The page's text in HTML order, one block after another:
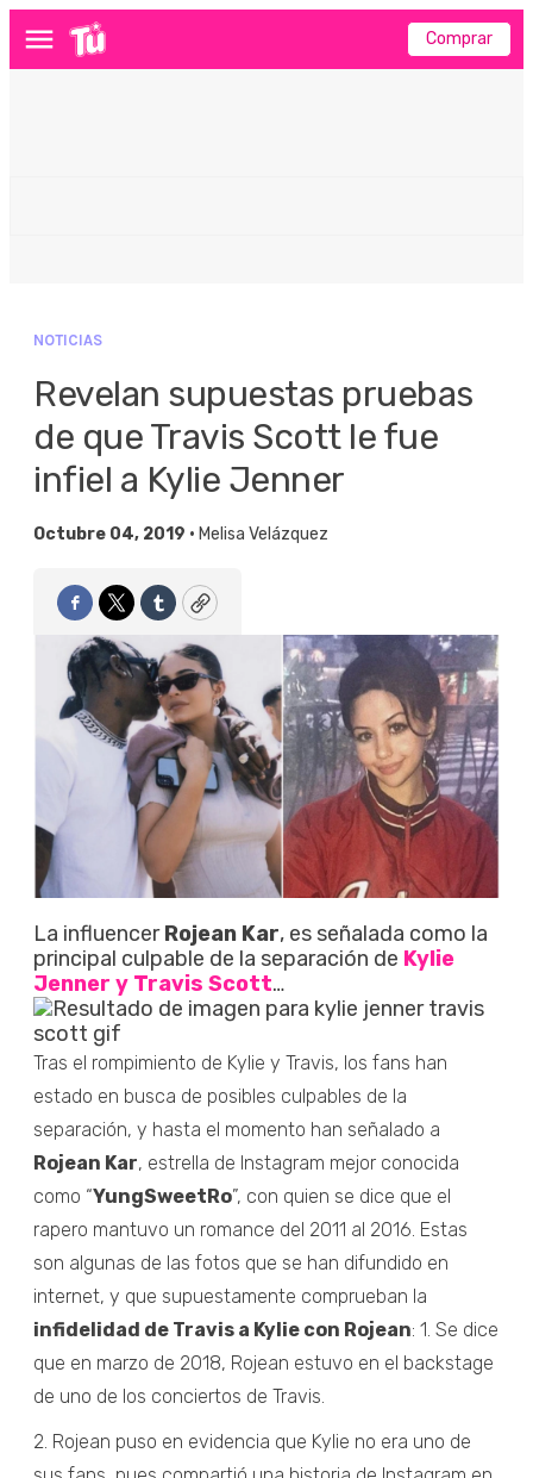
Menú Comprar
NOTICIAS
Revelan supuestas pruebas
de que Travis Scott le fue
infiel a Kylie Jenner
Octubre 04, 2019 • Melisa Velázquez
Facebook
TwitterTumblrCopy
La influencerRojean Kar, es señalada como la
principal culpable de la separación de Kylie
Jenner y Travis Scott…
Tras el rompimiento de Kylie y Travis, los fans han
estado en busca de posibles culpables de la
separación, y hasta el momento han señalado a
Rojean Kar, estrella de Instagram mejor conocida
como “YungSweetRo”, con quien se dice que el
rapero mantuvo un romance del 2011 al 2016. Estas
son algunas de las fotos que se han difundido en
internet, y que supuestamente comprueban la
infidelidad de Travis a Kylie con Rojean: 1. Se dice
que en marzo de 2018, Rojean estuvo en el backstage
de uno de los conciertos de Travis.
2. Rojean puso en evidencia que Kylie no era uno de